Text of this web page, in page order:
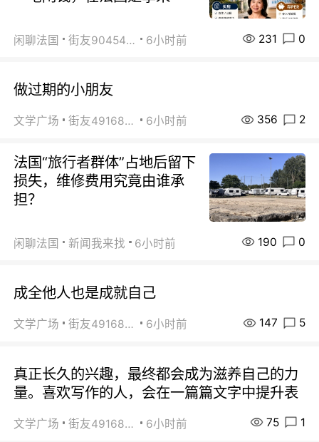
闲聊法国 街友90454511 6小时前 231 0
做过期的小朋友
文学广场 街友49168527 6小时前 356 2
法国“旅行者群体”占地后留下
损失，维修费用究竟由谁承
担？
闲聊法国 新闻我来找 6小时前 190 0
成全他人也是成就自己
文学广场 街友49168527 6小时前 147 5
真正长久的兴趣，最终都会成为滋养自己的力
量。喜欢写作的人，会在一篇篇文字中提升表
文学广场 街友49168527 6小时前 75 1